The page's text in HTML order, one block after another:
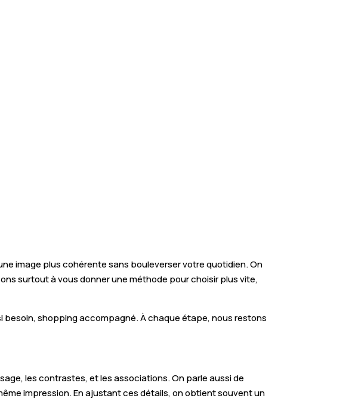
image plus cohérente sans bouleverser votre quotidien. On
surtout à vous donner une méthode pour choisir plus vite,
besoin, shopping accompagné. À chaque étape, nous restons
les contrastes, et les associations. On parle aussi de
impression. En ajustant ces détails, on obtient souvent un